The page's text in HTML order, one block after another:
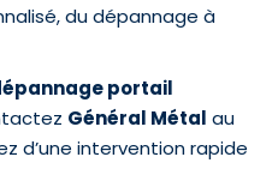
du dépannage à
portail
Général Métal au
d’une intervention rapide